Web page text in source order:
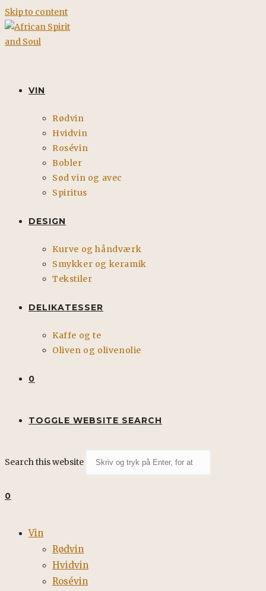
Skip to content
VIN
Rødvin
Hvidvin
Rosévin
Bobler
Sød vin og avec
Spiritus
DESIGN
Kurve og håndværk
Smykker og keramik
Tekstiler
DELIKATESSER
Kaffe og te
Oliven og olivenolie
0
TOGGLE WEBSITE SEARCH
Search this website
0
Vin
Rødvin
Hvidvin
Rosévin